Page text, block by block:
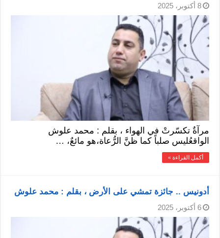
8 أكتوبر، 2025
مرآةٌ تكسّرتْ في الهواء ، بقلم : محمد علوش
الواقعُليس صلباً كما ظنَّ الرُّعاة،هو مائعٌ، …
أكمل القراءة »
أدونيس .. جائزة تمشي على الأرض ، بقلم : محمد علوش
6 أكتوبر، 2025